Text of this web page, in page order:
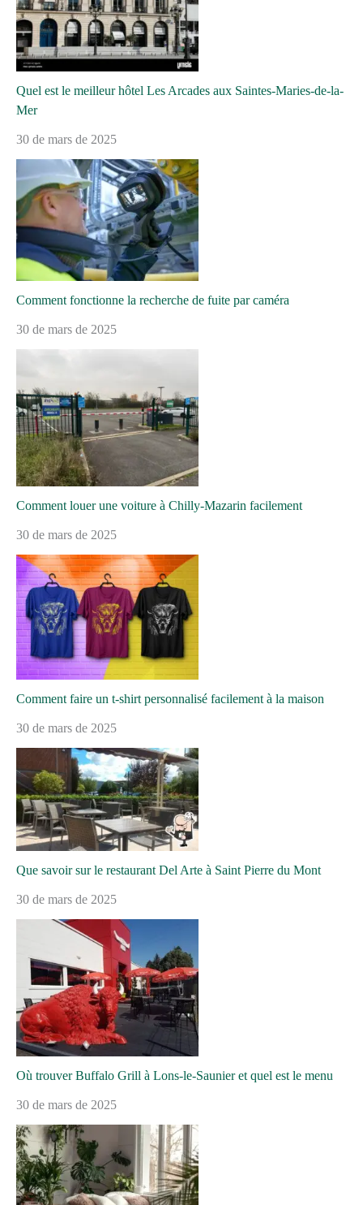
Quel est le meilleur hôtel Les Arcades aux Saintes-Maries-de-la-
Mer
30 de mars de 2025
Comment fonctionne la recherche de fuite par caméra
30 de mars de 2025
Comment louer une voiture à Chilly-Mazarin facilement
30 de mars de 2025
Comment faire un t-shirt personnalisé facilement à la maison
30 de mars de 2025
Que savoir sur le restaurant Del Arte à Saint Pierre du Mont
30 de mars de 2025
Où trouver Buffalo Grill à Lons-le-Saunier et quel est le menu
30 de mars de 2025